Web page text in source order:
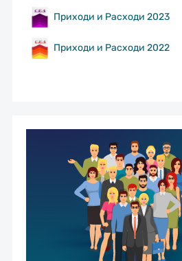
Приходи и Расходи 2023
Приходи и Расходи 2022